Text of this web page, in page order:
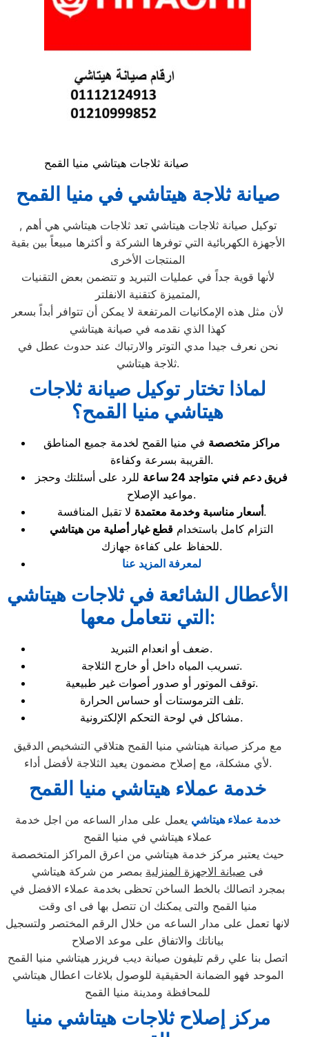
صيانة ثلاجات هيتاشي منيا القمح
صيانة ثلاجة هيتاشي في منيا القمح
, توكيل صيانة ثلاجات هيتاشي تعد ثلاجات هيتاشي هي أهم
الأجهزة الكهربائية التي توفرها الشركة و أكثرها مبيعاً بين بقية
المنتجات الأخرى
لأنها قوية جداً في عمليات التبريد و تتضمن بعض التقنيات
المتميزة كتقنية الانفلتر,
لأن مثل هذه الإمكانيات المرتفعة لا يمكن أن تتوافر أبداً بسعر
كهذا الذي نقدمه في صيانة هيتاشي
نحن نعرف جيدا مدي التوتر والارتباك عند حدوث عطل في
ثلاجة هيتاشي.
لماذا تختار توكيل صيانة ثلاجات
هيتاشي منيا القمح؟
مراكز متخصصة في منيا القمح لخدمة جميع المناطق
القريبة بسرعة وكفاءة.
فريق دعم فني متواجد 24 ساعة
للرد على أسئلتك وحجز
مواعيد الإصلاح.
أسعار مناسبة وخدمة معتمدةلا تقبل المنافسة.
التزام كامل باستخدام قطع غيار أصلية من هيتاشي
للحفاظ على كفاءة جهازك.
لمعرفة المزيد عنا
الأعطال الشائعة في ثلاجات هيتاشي
التي نتعامل معها:
ضعف أو انعدام التبريد.
تسريب المياه داخل أو خارج الثلاجة.
توقف الموتور أو صدور أصوات غير طبيعية.
تلف الترموستات أو حساس الحرارة.
مشاكل في لوحة التحكم الإلكترونية.
مع مركز صيانة هيتاشي منيا القمح هتلاقي التشخيص الدقيق
لأي مشكلة، مع إصلاح مضمون يعيد الثلاجة لأفضل أداء.
خدمة عملاء هيتاشي منيا القمح
خدمة عملاء هيتاشي يعمل على مدار الساعه من اجل خدمة
عملاء هيتاشي في منيا القمح
حيث يعتبر مركز خدمة هيتاشي من اعرق المراكز المتخصصة
فى صيانة الاجهزة المنزلية بمصر من شركة هيتاشي
بمجرد اتصالك بالخط الساخن تحظى بخدمة عملاء الافضل في
منيا القمح والتى يمكنك ان تتصل بها فى اى وقت
لانها تعمل على مدار الساعه من خلال الرقم المختصر ولتسجيل
بياناتك والاتفاق على موعد الاصلاح
اتصل بنا علي رقم تليفون صيانة ديب فريزر هيتاشي منيا القمح
الموحد فهو الضمانة الحقيقية للوصول بلاغات اعطال هيتاشي
للمحافظة ومدينة منيا القمح
مركز إصلاح ثلاجات هيتاشي منيا